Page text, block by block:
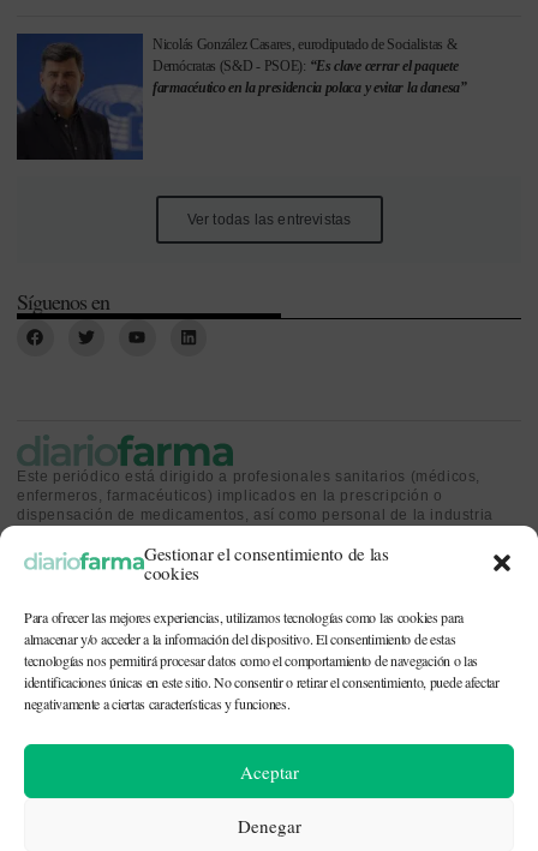
Gestionar el consentimiento de las
cookies
Para ofrecer las mejores experiencias, utilizamos tecnologías como las cookies para
almacenar y/o acceder a la información del dispositivo. El consentimiento de estas
tecnologías nos permitirá procesar datos como el comportamiento de navegación o las
identificaciones únicas en este sitio. No consentir o retirar el consentimiento, puede afectar
negativamente a ciertas características y funciones.
Aceptar
Denegar
Nicolás González Casares, eurodiputado de Socialistas &
Demócratas (S&D - PSOE): “Es clave cerrar el paquete
farmacéutico en la presidencia polaca y evitar la danesa”
Ver todas las entrevistas
Síguenos en
Este periódico está dirigido a profesionales sanitarios (médicos,
enfermeros, farmacéuticos) implicados en la prescripción o
dispensación de medicamentos, así como personal de la industria
sanitaria.
CONTACTO Y QUIÉNES SOMOS|POLÍTICA DE COOKIES|POLÍTICA DE
© 2026. Todos los derechos reservados. |
| Recursos
fotográficos: depositphotos